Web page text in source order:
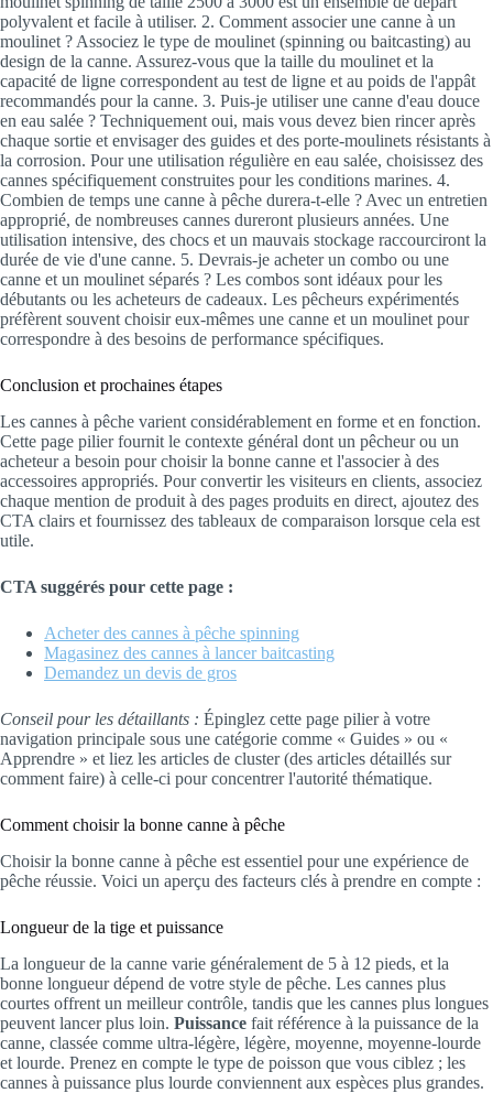
polyvalent et facile à utiliser. 2. Comment associer une canne à un
moulinet ? Associez le type de moulinet (spinning ou baitcasting) au
design de la canne. Assurez-vous que la taille du moulinet et la
capacité de ligne correspondent au test de ligne et au poids de l'appât
recommandés pour la canne. 3. Puis-je utiliser une canne d'eau douce
en eau salée ? Techniquement oui, mais vous devez bien rincer après
chaque sortie et envisager des guides et des porte-moulinets résistants à
la corrosion. Pour une utilisation régulière en eau salée, choisissez des
cannes spécifiquement construites pour les conditions marines. 4.
Combien de temps une canne à pêche durera-t-elle ? Avec un entretien
approprié, de nombreuses cannes dureront plusieurs années. Une
utilisation intensive, des chocs et un mauvais stockage raccourciront la
durée de vie d'une canne. 5. Devrais-je acheter un combo ou une
canne et un moulinet séparés ? Les combos sont idéaux pour les
débutants ou les acheteurs de cadeaux. Les pêcheurs expérimentés
préfèrent souvent choisir eux-mêmes une canne et un moulinet pour
correspondre à des besoins de performance spécifiques.
Conclusion et prochaines étapes
Les cannes à pêche varient considérablement en forme et en fonction.
Cette page pilier fournit le contexte général dont un pêcheur ou un
acheteur a besoin pour choisir la bonne canne et l'associer à des
accessoires appropriés. Pour convertir les visiteurs en clients, associez
chaque mention de produit à des pages produits en direct, ajoutez des
CTA clairs et fournissez des tableaux de comparaison lorsque cela est
utile.
CTA suggérés pour cette page :
Acheter des cannes à pêche spinning
Magasinez des cannes à lancer baitcasting
Demandez un devis de gros
Conseil pour les détaillants : Épinglez cette page pilier à votre
navigation principale sous une catégorie comme « Guides » ou «
Apprendre » et liez les articles de cluster (des articles détaillés sur
comment faire) à celle-ci pour concentrer l'autorité thématique.
Comment choisir la bonne canne à pêche
Choisir la bonne canne à pêche est essentiel pour une expérience de
pêche réussie. Voici un aperçu des facteurs clés à prendre en compte :
Longueur de la tige et puissance
La longueur de la canne varie généralement de 5 à 12 pieds, et la
bonne longueur dépend de votre style de pêche. Les cannes plus
courtes offrent un meilleur contrôle, tandis que les cannes plus longues
peuvent lancer plus loin. Puissance fait référence à la puissance de la
canne, classée comme ultra-légère, légère, moyenne, moyenne-lourde
et lourde. Prenez en compte le type de poisson que vous ciblez ; les
cannes à puissance plus lourde conviennent aux espèces plus grandes.